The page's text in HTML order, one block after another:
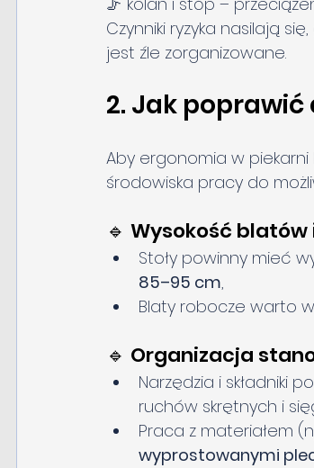
Czynniki ryzyka nasilają
jest źle zorganizowane.
2. Jak
Aby ergonomia w
środowiska pracy do
🔹 Wysokość
Stoły powinny mieć
85–95 cm,
Blaty robocze warto
🔹 Organizacja
Narzędzia i składniki
ruchów skrętnych i
Praca z materiałem
wyprostowanymi